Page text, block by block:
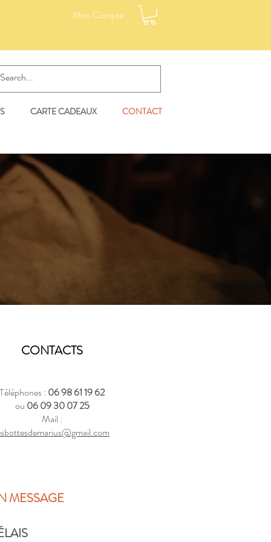
Mon Compte
CARTE CADEAUX CONTACT
CONTACTS
Téléphones : 06 98 61 19 62
ou 06 09 30 07 25
Mail :
MESSAGE